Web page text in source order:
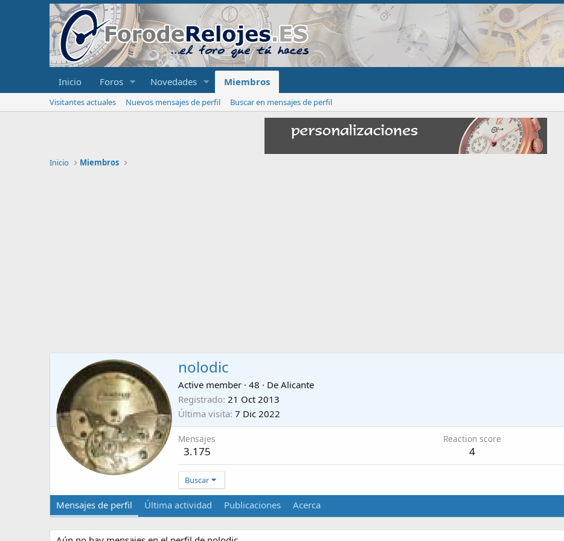
Inicio Foros Novedades Miembros
Visitantes actuales Nuevos mensajes de perfil Buscar en mensajes de perfil
Inicio Miembros
nolodic
Active member · 48 · De Alicante
Registrado 21 Oct 2013
Última visita 7 Dic 2022
Mensajes
3.175
Reaction score
4
Buscar
Mensajes de perfil Última actividad Publicaciones Acerca